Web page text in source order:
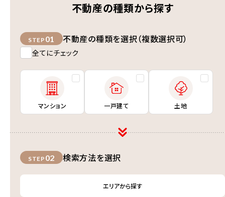
不動産の種類から探す
STEP 01 不動産の種類を選択（複数選択可）
全てにチェック
マンション 一戸建て 土地
STEP 02 検索方法を選択
エリアから探す